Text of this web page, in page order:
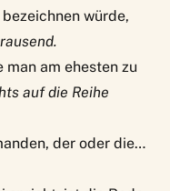
würde,
man am ehesten zu
auf die Reihe
der oder die…